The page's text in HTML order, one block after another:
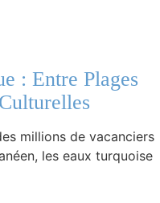
: Entre Plages
millions de vacanciers
les eaux turquoise